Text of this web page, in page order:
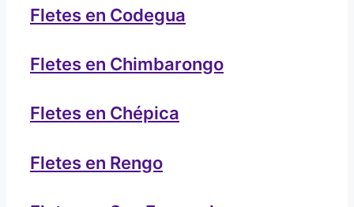
Fletes en Codegua
Fletes en Chimbarongo
Fletes en Chépica
Fletes en Rengo